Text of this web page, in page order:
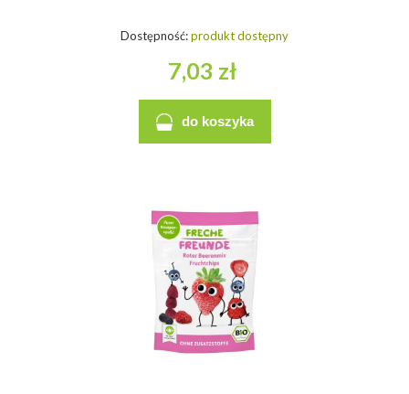
Dostępność:produkt dostępny
7,03 zł
do koszyka